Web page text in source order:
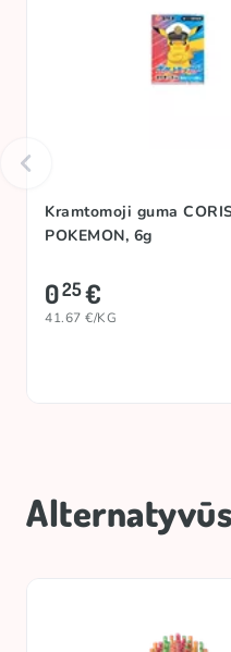
Kramtomoji guma
POKEMON, 6g
025€
41.67 €/KG